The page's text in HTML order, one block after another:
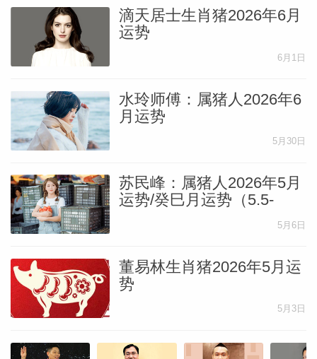
滴天居士生肖猪2026年6月
运势
6月1日
水玲师傅：属猪人2026年6
月运势
5月30日
苏民峰：属猪人2026年5月
运势/癸巳月运势（5.5-
5月6日
董易林生肖猪2026年5月运
势
5月3日